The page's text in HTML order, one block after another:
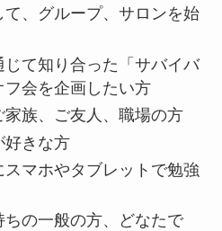
、グループ、サロンを始
じて知り合った「サバイバ
会を企画したい方
族、ご友人、職場の方
好きな方
マホやタブレットで勉強
の一般の方、どなたで